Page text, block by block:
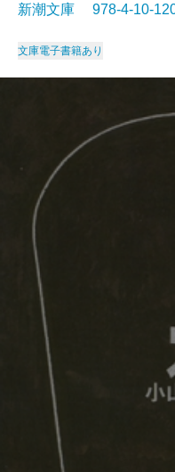
新潮文庫 978-4-10-
文庫電子書籍あり